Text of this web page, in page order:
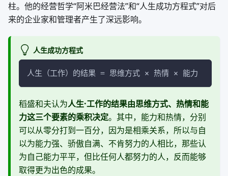
柱。他的经营哲学“阿米巴经营法”和“人生成功方程式”对后
来的企业家和管理者产生了深远影响。
人生成功方程式
人生（工作）的结果 = 思维方式 × 热情 × 能力
稻盛和夫认为人生·工作的结果由思维方式、热情和能
力这三个要素的乘积决定。其中，能力和热情，分别
可以从零分打到一百分，因为是相乘关系，所以与自
以为能力强、骄傲自满、不肯努力的人相比，那些认
为自己能力平平，但比任何人都努力的人，反而能够
取得更为出色的成果。